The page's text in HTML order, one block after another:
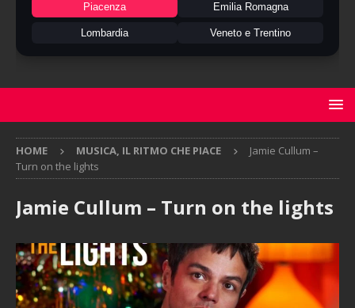
Piacenza Emilia Romagna
Lombardia Veneto e Trentino
HOME MUSICA, IL RITMO CHE PIACE
Jamie Cullum –
Turn on the lights
Jamie Cullum – Turn on the lights